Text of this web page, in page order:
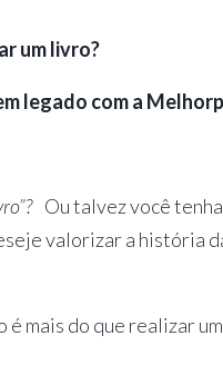
um livro?
legado com a
Ou talvez você
valorizar a história
mais do que realizar